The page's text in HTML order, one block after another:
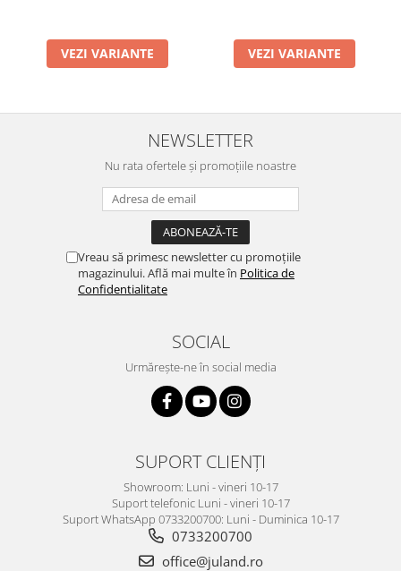
VEZI VARIANTE VEZI VARIANTE
NEWSLETTER
Nu rata ofertele și promoțiile noastre
Vreau să primesc newsletter cu promoțiile
magazinului. Află mai multe în Politica de
Confidentialitate
SOCIAL
Urmărește-ne în social media
SUPORT CLIENȚI
Showroom: Luni - vineri 10-17
Suport telefonic Luni - vineri 10-17
Suport WhatsApp 0733200700: Luni - Duminica 10-17
0733200700
office@juland.ro